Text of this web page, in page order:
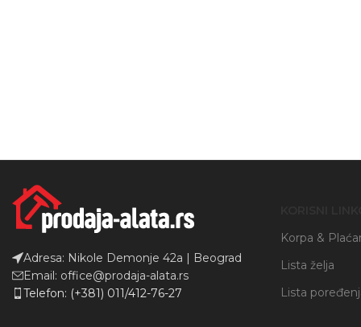
Adresa: Nikole Demonje 42a | Beograd
Email: office@prodaja-alata.rs
Telefon: (+381) 011/412-76-27
Korpa &
Lista želja
Lista